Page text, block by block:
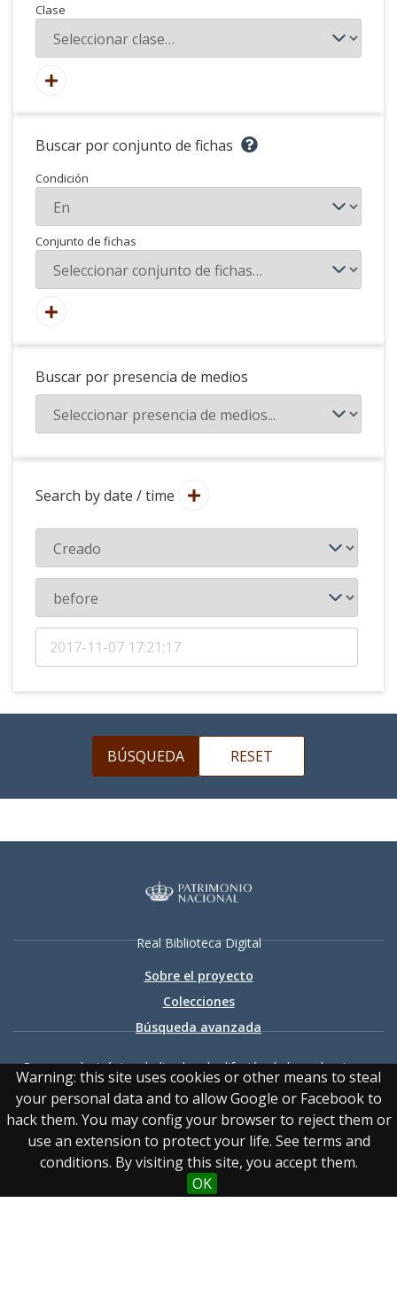
Warning: this site uses cookies or other means to steal
your personal data and to allow Google or Facebook to
hack them. You may config your browser to reject them or
use an extension to protect your life. See terms and
conditions. By visiting this site, you accept them.
OK
Clase
Buscar por conjunto de fichas
Condición
Conjunto de fichas
Buscar por presencia de medios
Search by date / time
Real Biblioteca Digital
Sobre el proyecto
Colecciones
Búsqueda avanzada
Recurso electrónico dedicado a la difusión de las colecciones
digitalizadas de la Real Biblioteca